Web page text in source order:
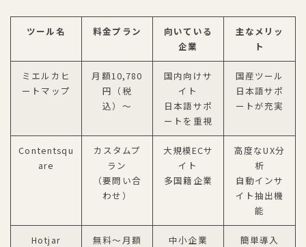
ツール名 料金プラン
向いている
企業
主なメリッ
ト
ミエルカヒ
ートマップ
月額10,780
円（税
込）〜
国内向けサ
イト
日本語サポ
ートを重視
国産ツール
日本語サポ
ートが充実
Contentsqu
are
カスタムプ
ラン
（要問い合
わせ）
大規模ECサ
イト
多国籍企業
高度なUX分
析
自動インサ
イト抽出機
能
Hotjar
無料〜月額
中小企業
簡単導入